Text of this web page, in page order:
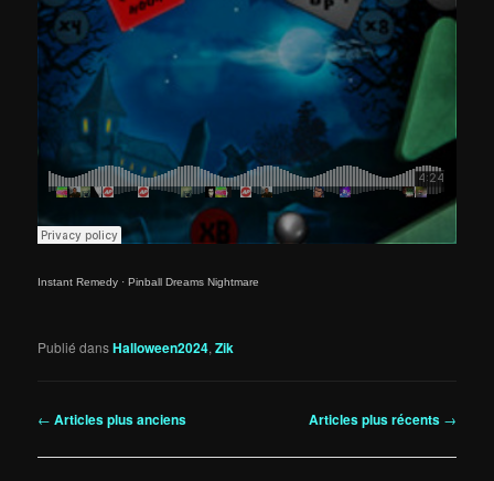
Instant Remedy ·Pinball Dreams Nightmare
Publié dansHalloween2024,Zik
Navigation
articles
← Articles plus anciens Articles plus récents →